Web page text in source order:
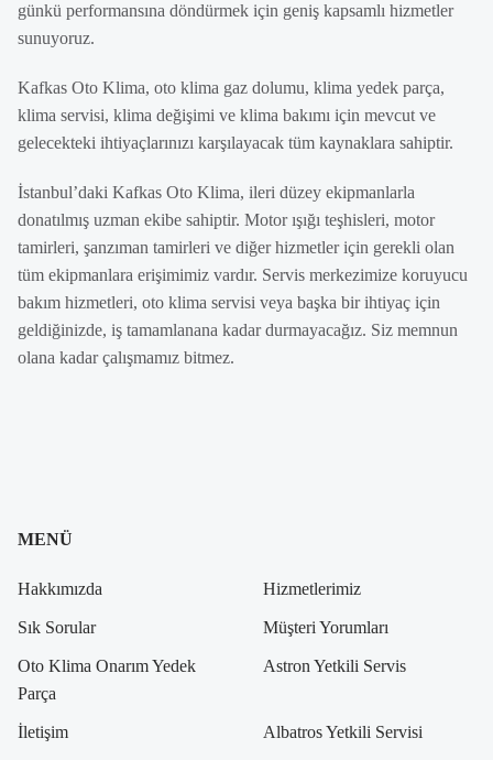
günkü performansına döndürmek için geniş kapsamlı hizmetler
sunuyoruz.
Kafkas Oto Klima, oto klima gaz dolumu, klima yedek parça,
klima servisi, klima değişimi ve klima bakımı için mevcut ve
gelecekteki ihtiyaçlarınızı karşılayacak tüm kaynaklara sahiptir.
İstanbul’daki Kafkas Oto Klima, ileri düzey ekipmanlarla
donatılmış uzman ekibe sahiptir. Motor ışığı teşhisleri, motor
tamirleri, şanzıman tamirleri ve diğer hizmetler için gerekli olan
tüm ekipmanlara erişimimiz vardır. Servis merkezimize koruyucu
bakım hizmetleri, oto klima servisi veya başka bir ihtiyaç için
geldiğinizde, iş tamamlanana kadar durmayacağız. Siz memnun
olana kadar çalışmamız bitmez.
MENÜ
Hakkımızda Hizmetlerimiz
Sık Sorular Müşteri Yorumları
Oto Klima Onarım Yedek
Parça
Astron Yetkili Servis
İletişim Albatros Yetkili Servisi